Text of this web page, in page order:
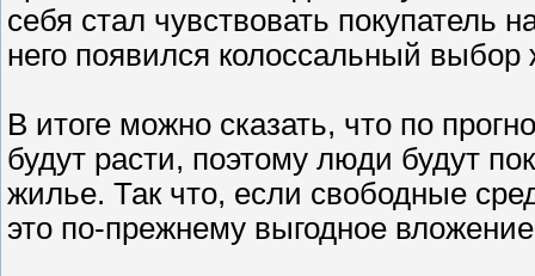
себя стал чувствовать покупатель
него появился колоссальный
В итоге можно сказать, что по
будут расти, поэтому люди будут
жилье. Так что, если свободные
это по-прежнему выгодное